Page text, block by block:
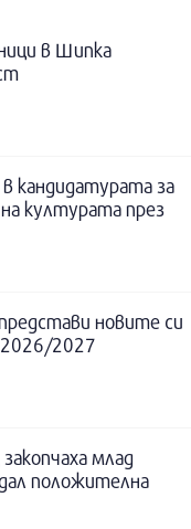
в Шипка
кандидатурата за
културата през
новите си
2026/2027
млад
положителна